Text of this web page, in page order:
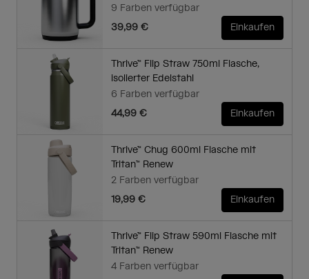
9 Farben verfügbar
39,99 €
Einkaufen
Thrive™ Flip Straw 750ml Flasche,
isolierter Edelstahl
6 Farben verfügbar
44,99 €
Einkaufen
Thrive™ Chug 600ml Flasche mit
Tritan™ Renew
2 Farben verfügbar
19,99 €
Einkaufen
Thrive™ Flip Straw 590ml Flasche mit
Tritan™ Renew
4 Farben verfügbar